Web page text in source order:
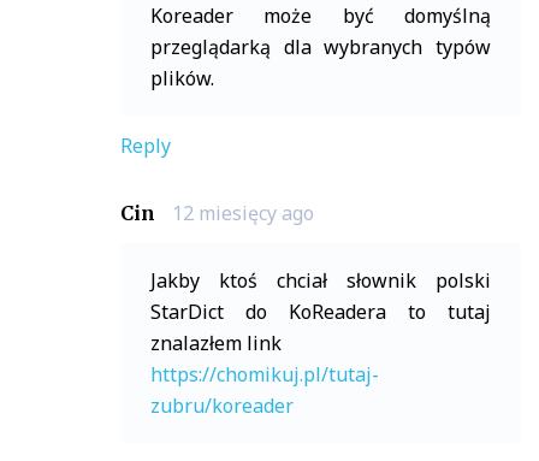
Koreader może być domyślną
przeglądarką dla wybranych typów
plików.
Reply
Cin 12 miesięcy ago
Jakby ktoś chciał słownik polski
StarDict do KoReadera to tutaj
znalazłem link
https://chomikuj.pl/tutaj-
zubru/koreader